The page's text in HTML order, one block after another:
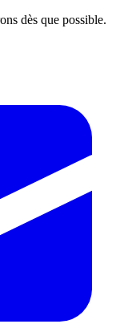
dès que possible.